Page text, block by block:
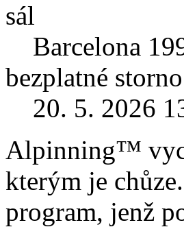
sál
Barcelona
bezplatné
20. 5. 2026
Alpinning™
kterým je
program, jenž